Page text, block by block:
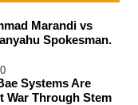
Marandi vs
Spokesman.
Systems Are
War Through Stem